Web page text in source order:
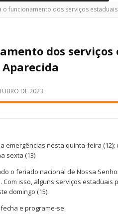
o funcionamento dos serviços
dos serviços
DE 2023
emergências nesta quinta-feira
sexta (13)
o feriado nacional de Nossa
Com isso, alguns serviços estaduais
domingo (15).
e programe-se: